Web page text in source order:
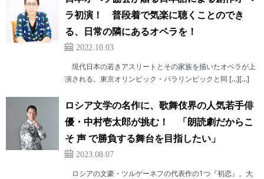
ラ初演！ 普段着で気楽に聴くことのでき
る、日常の隣にあるオペラを！
2022.10.03
現代日本の若きアスリートとその家族を描いたオペラが上
演される。東京オリンピック・パラリンピックと同 […][…]
ロシア文学の名作に、歌舞伎界の人気若手俳
優・中村壱太郎が挑む！ 「朗読劇だからこ
そ 声 で勝負する舞台を目指したい」
2023.08.07
ロシアの文豪・ツルゲーネフの代表作の1つ『初恋』。大